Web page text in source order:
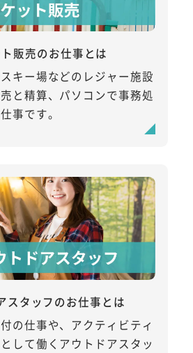
販売のお仕事とは
キー場などのレジャー施設
と精算、パソコンで事務処
事です。
スタッフのお仕事とは
の仕事や、アクティビティ
して働くアウトドアスタッ